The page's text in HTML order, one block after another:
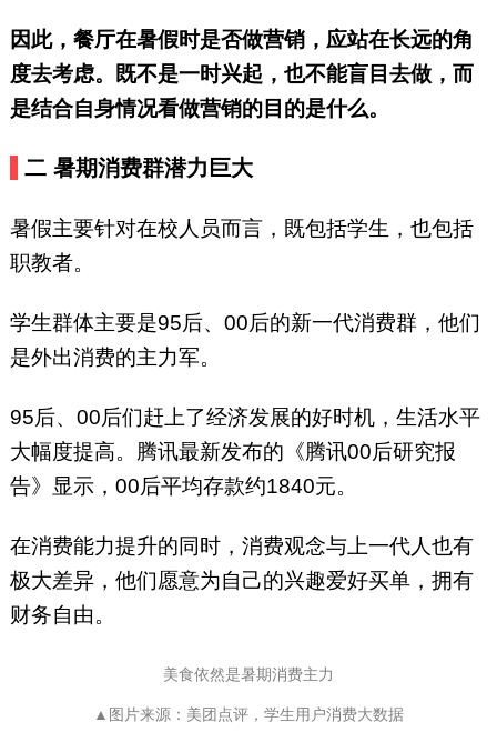
因此，餐厅在暑假时是否做营销，应站在长远的角
度去考虑。既不是一时兴起，也不能盲目去做，而
是结合自身情况看做营销的目的是什么。
二暑期消费群潜力巨大
暑假主要针对在校人员而言，既包括学生，也包括
职教者。
学生群体主要是95后、00后的新一代消费群，他们
是外出消费的主力军。
95后、00后们赶上了经济发展的好时机，生活水平
大幅度提高。腾讯最新发布的《腾讯00后研究报
告》显示，00后平均存款约1840元。
在消费能力提升的同时，消费观念与上一代人也有
极大差异，他们愿意为自己的兴趣爱好买单，拥有
财务自由。
美食依然是暑期消费主力
▲图片来源：美团点评，学生用户消费大数据